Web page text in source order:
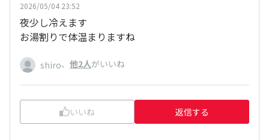
2026/05/04 23:52
夜少し冷えます
お湯割りで体温まりますね
shiro、 他2人がいいね
いいね 返信する